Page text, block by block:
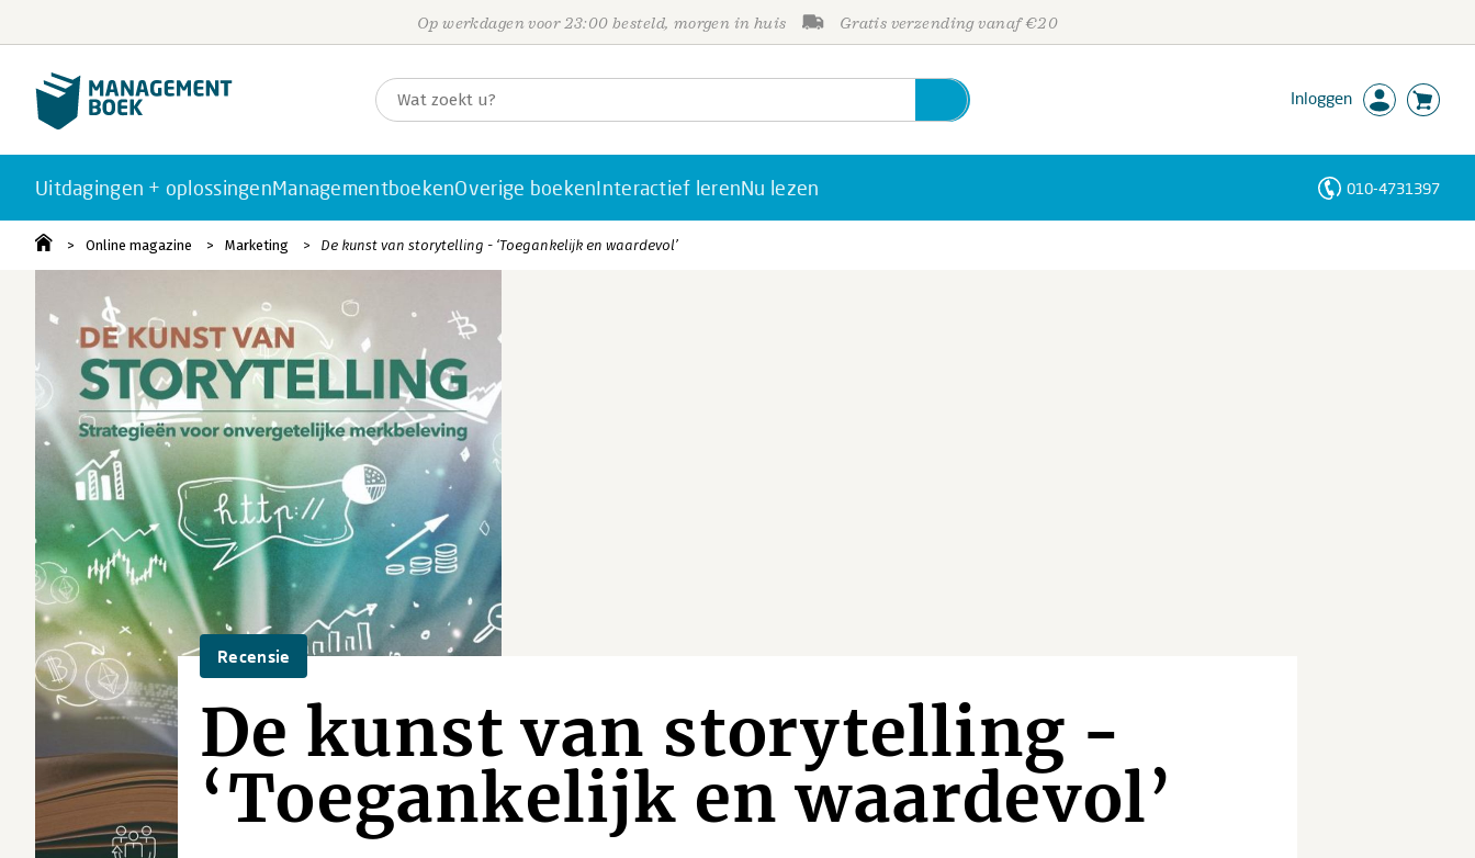
Op werkdagen voor 23:00 besteld, morgen in huis Gratis verzending vanaf €20
Inloggen
Uitdagingen + oplossingenManagementboekenOverige boekenInteractief lerenNu lezen 010-4731397
Online magazine Marketing De kunst van storytelling - ‘Toegankelijk en waardevol’
Recensie
De kunst van storytelling -
‘Toegankelijk en waardevol’
Personen